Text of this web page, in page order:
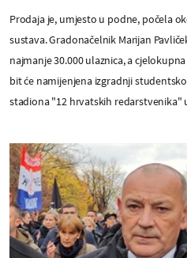
Prodaja je, umjesto u podne, počela
sustava. Gradonačelnik Marijan
najmanje 30.000 ulaznica, a
bit će namijenjena izgradnji
stadiona "12 hrvatskih redarstvenika"